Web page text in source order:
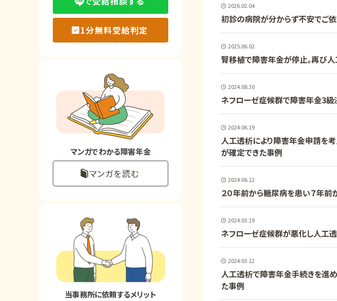
Q&A・相談事例
事務所について
お客様からの感謝のお手紙
で受給相談をする
2026.02.04
初診の病院が分からず不安でご
2025.06.02
腎移植で障害年金が停止。再び
2024.08.30
ネフローゼ症候群で障害年金3級
2024.06.19
人工透析により障害年金申請を
が確定できた事例
2024.06.12
２０年前から糖尿病を患い７年
2024.03.19
ネフローゼ症候群が悪化し人工
2024.03.12
人工透析で障害年金手続きを進
た事例
1分無料受給判定
マンガでわかる障害年金
マンガを読む
当事務所に依頼するメリット